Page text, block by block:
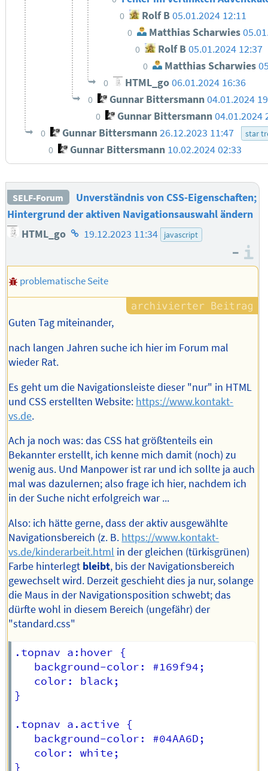
0 Rolf B05.01.2024 12:11
0 Matthias Scharwies
0 Rolf B05.01.2024 12:37
0 Matthias Scharwies
0 HTML_go06.01.2024 16:36
0 Gunnar Bittersmann04.01.2024
0 Gunnar Bittersmann04.01.2024
0 Gunnar Bittersmann 26.12.2023 11:47 star
0 Gunnar Bittersmann 10.02.2024 02:33
SELF-Forum
Unverständnis von CSS-Eigenschaften;
Hintergrund der aktiven Navigationsauswahl ändern
HTML_go Homepage
Autors
19.12.2023 11:34 javascript
–
problematische Seite
Guten Tag miteinander,
nach langen Jahren suche ich hier im Forum mal
wieder Rat.
Es geht um die Navigationsleiste dieser "nur" in HTML
und CSS erstellten Website: https://www.kontakt-
vs.de.
Ach ja noch was: das CSS hat größtenteils ein
Bekannter erstellt, ich kenne mich damit (noch) zu
wenig aus. Und Manpower ist rar und ich sollte ja auch
mal was dazulernen; also frage ich hier, nachdem ich
in der Suche nicht erfolgreich war ...
Also: ich hätte gerne, dass der aktiv ausgewählte
Navigationsbereich (z. B. https://www.kontakt-
vs.de/kinderarbeit.html in der gleichen (türkisgrünen)
Farbe hinterlegt bleibt, bis der Navigationsbereich
gewechselt wird. Derzeit geschieht dies ja nur, solange
die Maus in der Navigationsposition schwebt; das
dürfte wohl in diesem Bereich (ungefähr) der
"standard.css"
.topnav a:hover {
   background-color: #169f94;
   color: black;
}
.topnav a.active {
   background-color: #04AA6D;
   color: white;